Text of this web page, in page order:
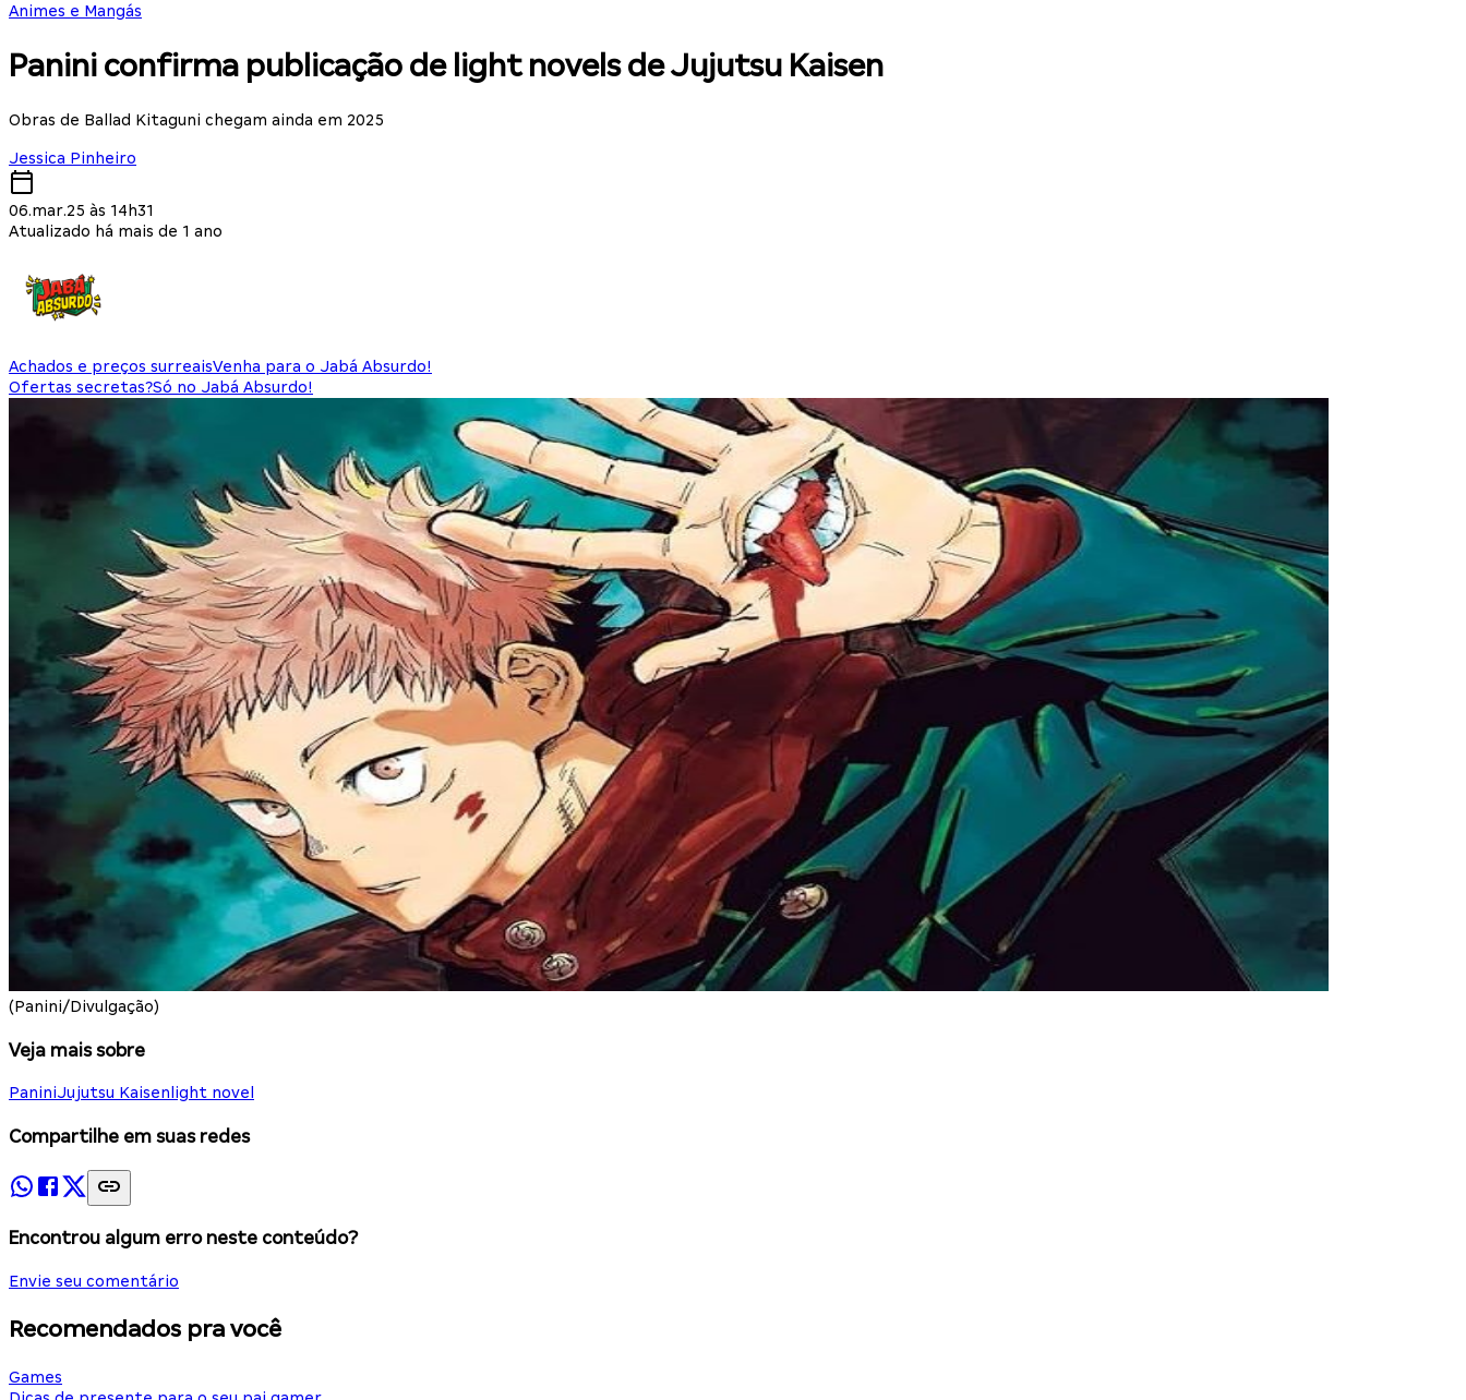
Animes e Mangás
Panini confirma publicação de light novels de Jujutsu Kaisen
Obras de Ballad Kitaguni chegam ainda em 2025
Jessica Pinheiro
06.mar.25 às 14h31
Atualizado há mais de 1 ano
Achados e preços surreaisVenha para o Jabá Absurdo!
Ofertas secretas?Só no Jabá Absurdo!
(Panini/Divulgação)
Veja mais sobre
PaniniJujutsu Kaisen light novel
Compartilhe em suas redes
Encontrou algum erro neste conteúdo?
Envie seu comentário
Recomendados pra você
Games